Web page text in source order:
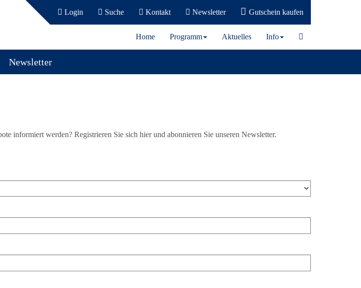
Login Suche Kontakt Newsletter Gutschein kaufen
Home Programm Aktuelles Info
Newsletter
informiert werden? Registrieren Sie sich hier und abonnieren Sie unseren Newsletter.